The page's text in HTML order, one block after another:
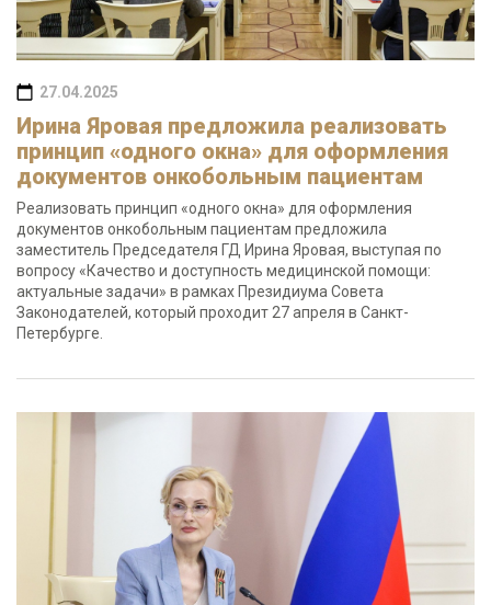
27.04.2025
Ирина Яровая предложила реализовать
принцип «одного окна» для оформления
документов онкобольным пациентам
Реализовать принцип «одного окна» для оформления
документов онкобольным пациентам предложила
заместитель Председателя ГД Ирина Яровая, выступая по
вопросу «Качество и доступность медицинской помощи:
актуальные задачи» в рамках Президиума Совета
Законодателей, который проходит 27 апреля в Санкт-
Петербурге.